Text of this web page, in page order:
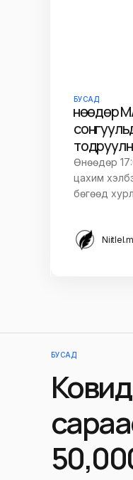
БУСАД
Өнөөдөр
Өнөөдөр
цахим
бөгөөд
БУСАД